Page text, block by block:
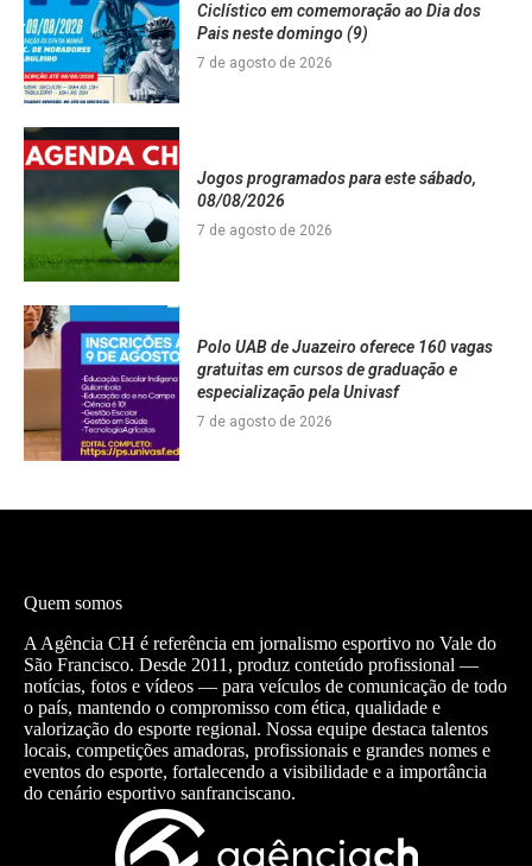
Ciclístico em comemoração ao Dia dos
Pais neste domingo (9)
7 de agosto de 2026
Jogos programados para este sábado,
08/08/2026
7 de agosto de 2026
Polo UAB de Juazeiro oferece 160 vagas
gratuitas em cursos de graduação e
especialização pela Univasf
7 de agosto de 2026
Quem somos
A Agência CH é referência em jornalismo esportivo no Vale do
São Francisco. Desde 2011, produz conteúdo profissional —
notícias, fotos e vídeos — para veículos de comunicação de todo
o país, mantendo o compromisso com ética, qualidade e
valorização do esporte regional. Nossa equipe destaca talentos
locais, competições amadoras, profissionais e grandes nomes e
eventos do esporte, fortalecendo a visibilidade e a importância
do cenário esportivo sanfranciscano.